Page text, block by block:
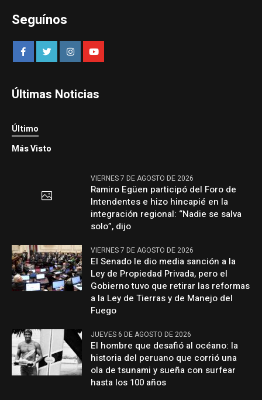
Seguínos
Últimas Noticias
Último
Más Visto
VIERNES 7 DE AGOSTO DE 2026
Ramiro Egüen participó del Foro de
Intendentes e hizo hincapié en la
integración regional: “Nadie se salva
solo”, dijo
VIERNES 7 DE AGOSTO DE 2026
El Senado le dio media sanción a la
Ley de Propiedad Privada, pero el
Gobierno tuvo que retirar las reformas
a la Ley de Tierras y de Manejo del
Fuego
JUEVES 6 DE AGOSTO DE 2026
El hombre que desafió al océano: la
historia del peruano que corrió una
ola de tsunami y sueña con surfear
hasta los 100 años